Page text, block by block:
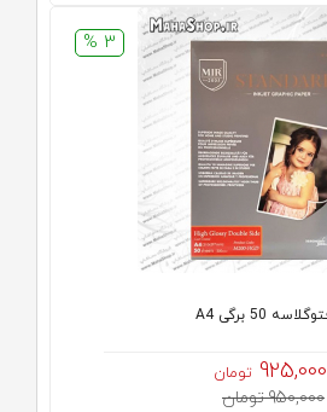
3 %
925,000 تومان
950,000 تومان